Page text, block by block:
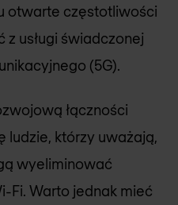
otwarte częstotliwości
z usługi świadczonej
(5G).
łączności
ludzie, którzy uważają,
wyeliminować
Fi. Warto jednak mieć